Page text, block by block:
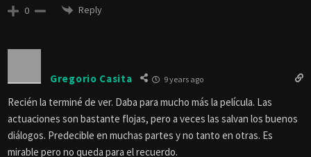
0 Reply
Gregorio Casita 9 years ago
Recién la terminé de ver. Daba para mucho más la película. Las
actuaciones son bastante flojas, pero a veces las salvan los buenos
diálogos. Predecible en muchas partes y no tanto en otras. Es
mirable pero no queda para el recuerdo.